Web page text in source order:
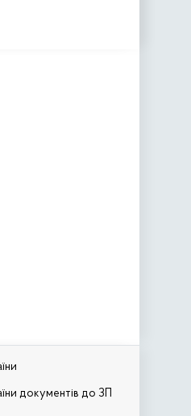
документів до ЗП